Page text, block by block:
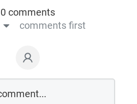
0 comments
comments first